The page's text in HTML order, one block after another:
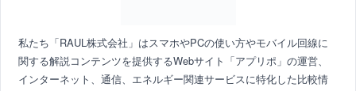
私たち「RAUL株式会社」はスマホやPCの使い方やモバイル回線に
関する解説コンテンツを提供するWebサイト「アプリポ」の運営、
インターネット、通信、エネルギー関連サービスに特化した比較情